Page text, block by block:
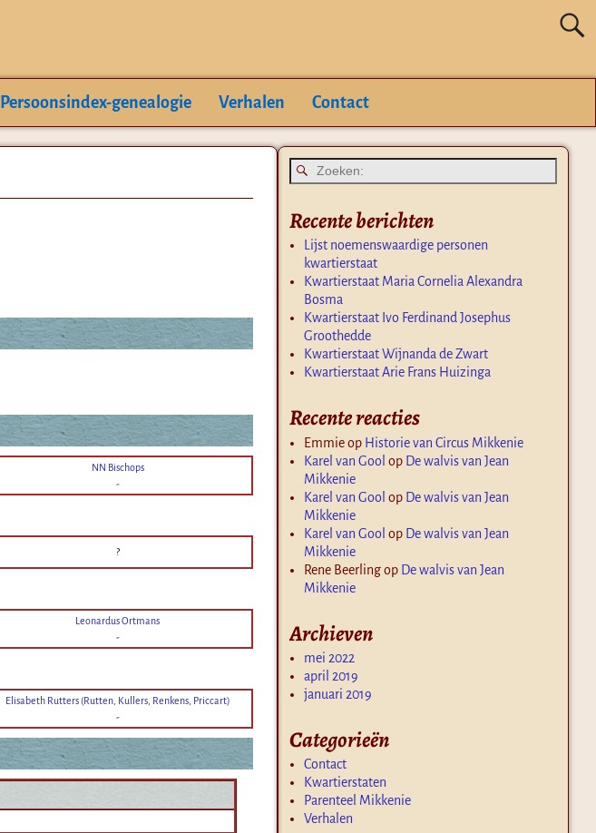
Persoonsindex-genealogie Verhalen Contact
NN Bischops
-
?
Leonardus Ortmans
-
Elisabeth Rutters (Rutten, Kullers, Renkens, Priccart)
-
Recente berichten
Lijst noemenswaardige personen
kwartierstaat
Kwartierstaat Maria Cornelia Alexandra
Bosma
Kwartierstaat Ivo Ferdinand Josephus
Groothedde
Kwartierstaat Wijnanda de Zwart
Kwartierstaat Arie Frans Huizinga
Recente reacties
Emmieop Historie van Circus Mikkenie
Karel van Gool op De walvis van Jean
Mikkenie
Karel van Gool op De walvis van Jean
Mikkenie
Karel van Gool op De walvis van Jean
Mikkenie
Rene Beerlingop De walvis van Jean
Mikkenie
Archieven
mei 2022
april 2019
januari 2019
Categorieën
Contact
Kwartierstaten
Parenteel Mikkenie
Verhalen